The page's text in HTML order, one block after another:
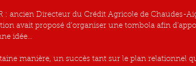
: ancien Directeur du Crédit Agricole de Chaudes-
avait proposé d’organiser une tombola afin
idée…
manière, un succès tant sur le plan relationnel